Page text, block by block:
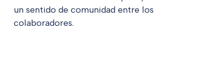
un sentido de comunidad entre los
colaboradores.